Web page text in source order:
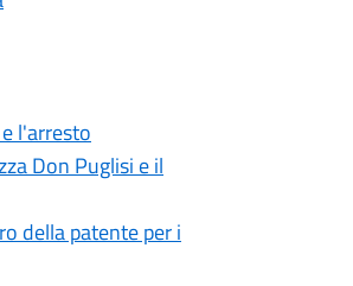
l'arresto
Don Puglisi e il
della patente per i